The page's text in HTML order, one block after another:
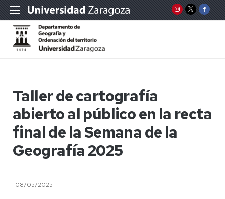
Taller de cartografía
abierto al público en la recta
final de la Semana de la
Geografía 2025
08/05/2025